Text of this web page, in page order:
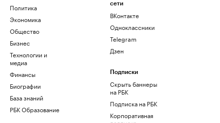
Политика
Экономика
Общество
Бизнес
Технологии и
медиа
Финансы
Биографии
База знаний
РБК Образование
сети
ВКонтакте
Одноклассники
Telegram
Дзен
Подписки
Скрыть баннеры
на РБК
Подписка на РБК
Корпоративная